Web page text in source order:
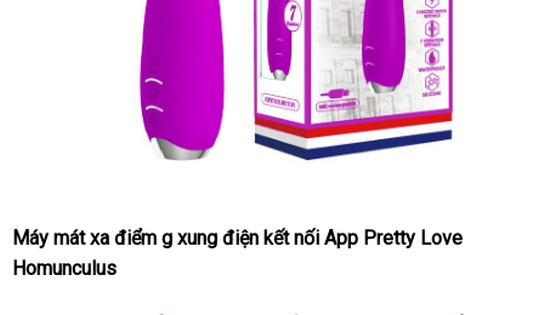
Máy mát xa điểm g xung điện kết nối App Pretty Love
Homunculus